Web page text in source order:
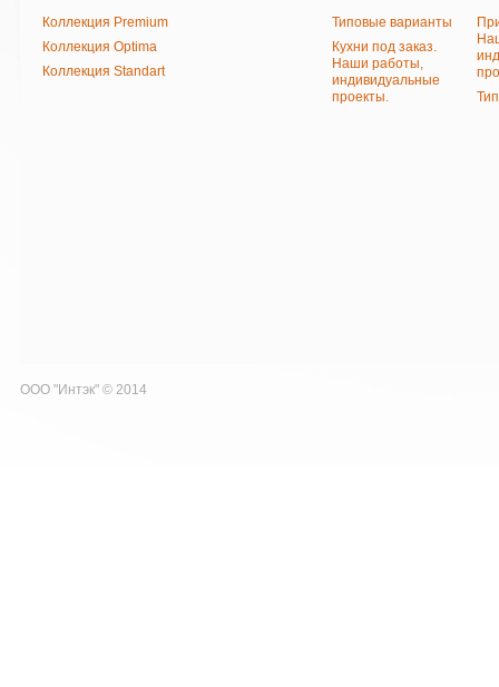
Коллекция Premium
Коллекция Optima
Коллекция Standart
Типовые варианты
Кухни под заказ.
Наши работы,
индивидуальные
проекты.
ООО "Интэк" © 2014